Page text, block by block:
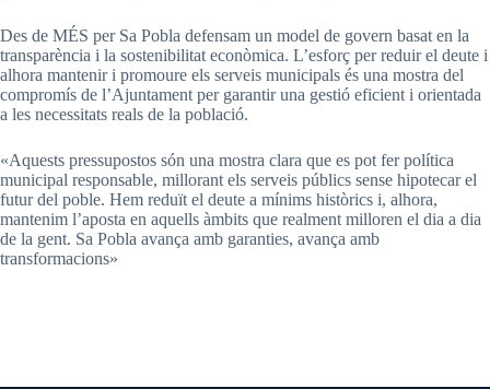
Des de MÉS per Sa Pobla defensam un model de govern basat en la
transparència i la sostenibilitat econòmica. L’esforç per reduir el deute i
alhora mantenir i promoure els serveis municipals és una mostra del
compromís de l’Ajuntament per garantir una gestió eficient i orientada
a les necessitats reals de la població.
«Aquests pressupostos són una mostra clara que es pot fer política
municipal responsable, millorant els serveis públics sense hipotecar el
futur del poble. Hem reduït el deute a mínims històrics i, alhora,
mantenim l’aposta en aquells àmbits que realment milloren el dia a dia
de la gent. Sa Pobla avança amb garanties, avança amb
transformacions»